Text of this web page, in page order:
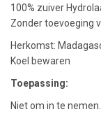
100% zuiver
Zonder toevoeging
Herkomst:
Koel bewaren
Toepassing:
Niet om in te